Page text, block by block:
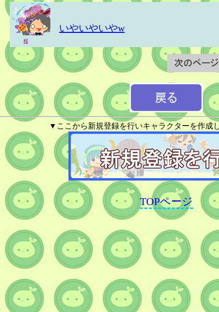
いやいやいやw
桜
▼ここから新規登録を行いキャラクターを作成
TOPページ